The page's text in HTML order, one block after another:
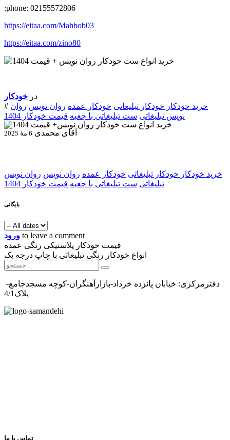
:phone: 02155572806
https://eitaa.com/Mahbob03
https://eitaa.com/zino80
در خودکار
#
خرید خودکار خودکار تبلیغاتی خودکار عمده روان نویس روان
نویس تبلیغاتی ست تبلیغاتی با جعبه قیمت خودکار 1404
آقای محمدی 6 مهٔ 2025
خرید خودکار خودکار تبلیغاتی خودکار عمده روان نویس روان نویس
تبلیغاتی ست تبلیغاتی با جعبه قیمت خودکار 1404
بایگانی
ورود to leave a comment
قیمت خودکار پلاستیکی رنگی عمده
انواع خودکار رنگی تبلیغاتی با چاپ درجه یک
پلاک4/1
تماس با ما